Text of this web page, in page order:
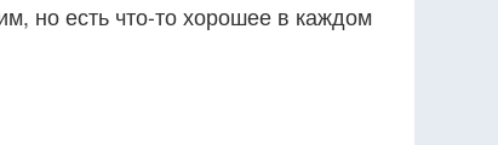
но есть что-то хорошее в каждом